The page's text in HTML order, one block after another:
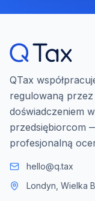
QTax
regulowaną przez
doświadczeniem
przedsiębiorcom
profesjonalną
hello@q.tax
Londyn, Wielka